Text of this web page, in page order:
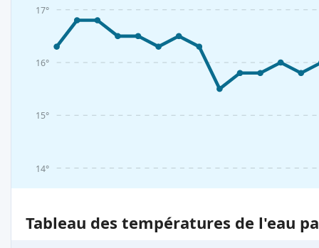
14°
15°
16°
17°
Tableau des températures de l'eau